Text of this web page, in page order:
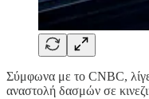
Σύμφωνα με το CNBC,
αναστολή δασμών σε